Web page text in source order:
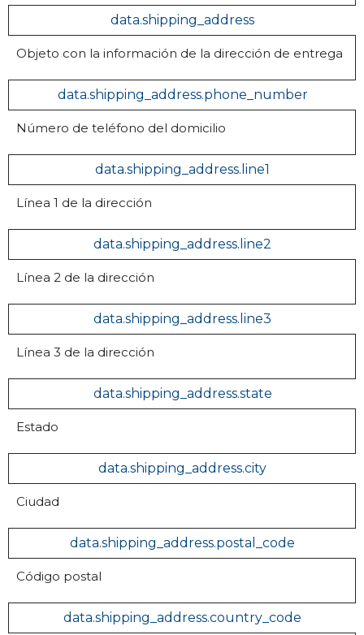
data.shipping_address
Objeto con la información de la dirección de entrega
data.shipping_address.phone_number
Número de teléfono del domicilio
data.shipping_address.line1
Línea 1 de la dirección
data.shipping_address.line2
Línea 2 de la dirección
data.shipping_address.line3
Línea 3 de la dirección
data.shipping_address.state
Estado
data.shipping_address.city
Ciudad
data.shipping_address.postal_code
Código postal
data.shipping_address.country_code